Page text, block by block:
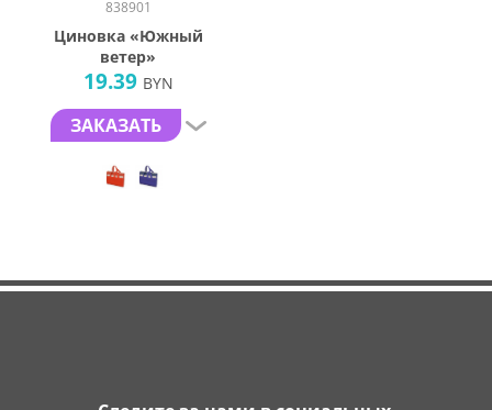
838901
Циновка «Южный
ветер»
19.39 BYN
ЗАКАЗАТЬ